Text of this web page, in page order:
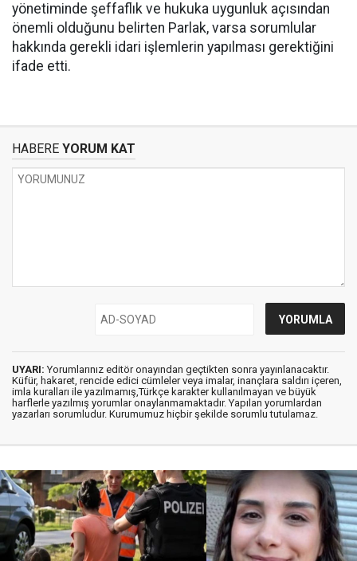
yönetiminde şeffaflık ve hukuka uygunluk açısından
önemli olduğunu belirten Parlak, varsa sorumlular
hakkında gerekli idari işlemlerin yapılması gerektiğini
ifade etti.
HABERE YORUM KAT
UYARI: Yorumlarınız editör onayından geçtikten sonra yayınlanacaktır.
Küfür, hakaret, rencide edici cümleler veya imalar, inançlara saldırı içeren,
imla kuralları ile yazılmamış,Türkçe karakter kullanılmayan ve büyük
harflerle yazılmış yorumlar onaylanmamaktadır. Yapılan yorumlardan
yazarları sorumludur. Kurumumuz hiçbir şekilde sorumlu tutulamaz.